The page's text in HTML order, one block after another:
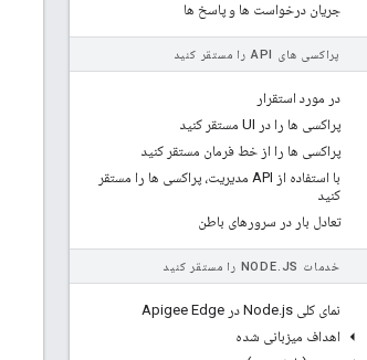
جریان درخواست ها و پاسخ ها
پراکسی های API را مستقر کنید
در مورد استقرار
پراکسی ها را در UI مستقر کنید
پراکسی ها را از خط فرمان مستقر کنید
با استفاده از API مدیریت، پراکسی ها را مستقر
کنید
تعادل بار در سرورهای باطن
خدمات NODE . JS را مستقر کنید
نمای کلی Node .js در Apigee Edge
اهداف میزبانی شده